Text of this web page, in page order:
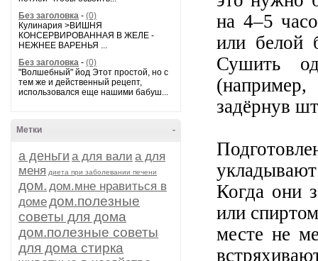
Без заголовка - (0)
Кулинария >ВИШНЯ
КОНСЕРВИРОВАННАЯ В ЖЕЛЕ -
НЕЖНЕЕ ВАРЕНЬЯ ...
Без заголовка - (0)
"Волшебный" йод Этот простой, но с
тем же и действенный рецепт,
использовался еще нашими бабуш...
-
Метки
а деньги а для вали а для
меня диета при заболевании печени
дом. дом.мне нравиться в
домедом.полезные
советы для дома
дом.полезные советы
для дома стирка
на 4–5
или белой
Сушить
(например,
задёрнув
Когда они
или
месте не